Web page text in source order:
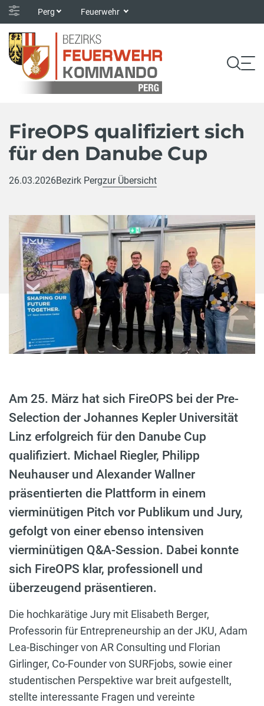
Perg Feuerwehr
FireOPS qualifiziert sich
für den Danube Cup
26.03.2026Bezirk Pergzur Übersicht
Am 25. März hat sich FireOPS bei der Pre-
Selection der Johannes Kepler Universität
Linz erfolgreich für den Danube Cup
qualifiziert. Michael Riegler, Philipp
Neuhauser und Alexander Wallner
präsentierten die Plattform in einem
vierminütigen Pitch vor Publikum und Jury,
gefolgt von einer ebenso intensiven
vierminütigen Q&A-Session. Dabei konnte
sich FireOPS klar, professionell und
überzeugend präsentieren.
Die hochkarätige Jury mit Elisabeth Berger,
Professorin für Entrepreneurship an der JKU, Adam
Lea-Bischinger von AR Consulting und Florian
Girlinger, Co-Founder von SURFjobs, sowie einer
studentischen Perspektive war breit aufgestellt,
stellte interessante Fragen und vereinte